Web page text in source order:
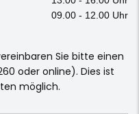
09.00 - 12.00 Uhr
Sie bitte einen
oder online). Dies ist
möglich.